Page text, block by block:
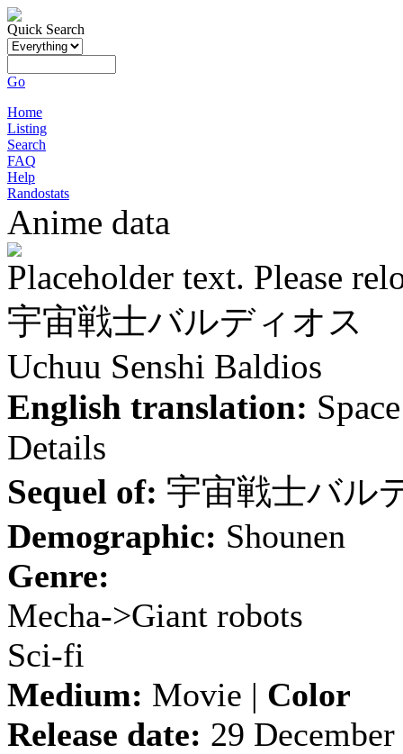
Quick Search
Go
Home
Listing
Search
FAQ
Help
Randostats
Anime data
Placeholder text. Please
宇宙戦士バルディオス
Uchuu Senshi Baldios
English translation:
Details
Sequel of: 宇宙戦士バル
Demographic: Shounen
Genre:
Mecha->Giant robots
Sci-fi
Medium: Movie | Color
Release date: 29